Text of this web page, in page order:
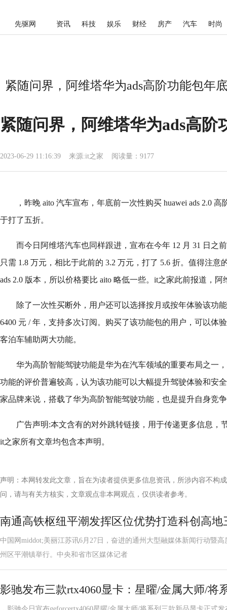
先驱网 资讯 科技 娱乐 财经 房产 汽车 时尚
紧随问界，阿维塔华为ads高阶功能包年
紧随问界，阿维塔华为ads高阶
2023-06-29 11:16:39 来源:it之家 阅读量：9177
，昨晚 aito 汽车宣布，年底前一次性购买 huawei ads 2.0
于打了五折。
而今日阿维塔汽车也同样跟进，宣布在今年 12 月 31 日之
只需 1.8 万元，相比于此前的 3.2 万元，打了 5.6 折。值得注意
ads 2.0 版本，所以价格要比 aito 略低一些。it之家此前报道，阿
除了一次性买断外，用户还可以选择按月或按年体验该功
6400 元 / 年，支持多次订阅。购买了该功能包的用户，可以体
客泊车辅助两大功能。
华为高阶智能驾驶功能是华为在汽车领域的重要布局之一
功能的评价普遍较高，认为该功能可以大幅提升驾驶体验和安
家品牌来说，搭载了华为高阶智能驾驶功能，也是提升自身竞
广告声明:本文含有的对外跳转链接，用于传递更多信息，
it之家所有文章均包含本声明。
声明：本网转发此文章，旨在为读者提供更多信息资讯，所涉内容不构
问，请与有关方核实，文章观点非本网观点，仅供读者参考。
南通高铁枢纽平潮发挥区位优势打造科创高
中国网middot;美丽江苏讯6月27日，奋进的通州大型融媒体新闻行动暨
州区平潮镇举行。中央和省市区媒体记者
影驰发布三款rtx4060显卡：星曜/金属大师/将